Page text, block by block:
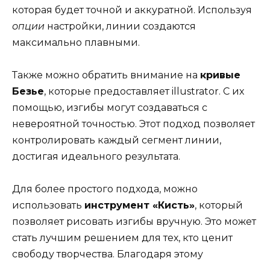
которая будет точной и аккуратной. Используя
опции настройки, линии создаются
максимально плавными.
Также можно обратить внимание на кривые
Безье, которые предоставляет illustrator. С их
помощью, изгибы могут создаваться с
невероятной точностью. Этот подход позволяет
контролировать каждый сегмент линии,
достигая идеального результата.
Для более простого подхода, можно
использовать инструмент «Кисть», который
позволяет рисовать изгибы вручную. Это может
стать лучшим решением для тех, кто ценит
свободу творчества. Благодаря этому